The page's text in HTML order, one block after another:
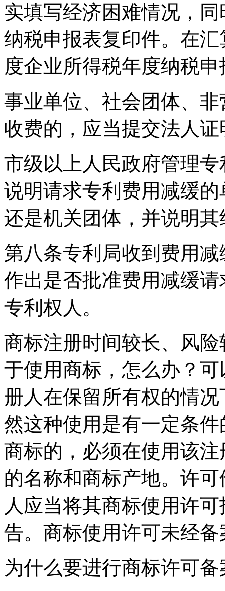
实填写经济困难情况，
纳税申报表复印件。在
度企业所得税年度纳税
事业单位、社会团体、
收费的，应当提交法人
市级以上人民政府管理
说明请求专利费用减缓
还是机关团体，并说明
第八条专利局收到费用
作出是否批准费用减缓
专利权人。
商标注册时间较长、风
于使用商标，怎么办？
册人在保留所有权的情
然这种使用是有一定条
商标的，必须在使用该
的名称和商标产地。许
人应当将其商标使用许
告。商标使用许可未经
为什么要进行商标许可备